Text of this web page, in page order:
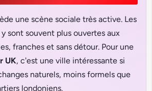
une scène sociale très active. Les
sont souvent plus ouvertes aux
franches et sans détour. Pour une
UK, c'est une ville intéressante si
naturels, moins formels que
londoniens.